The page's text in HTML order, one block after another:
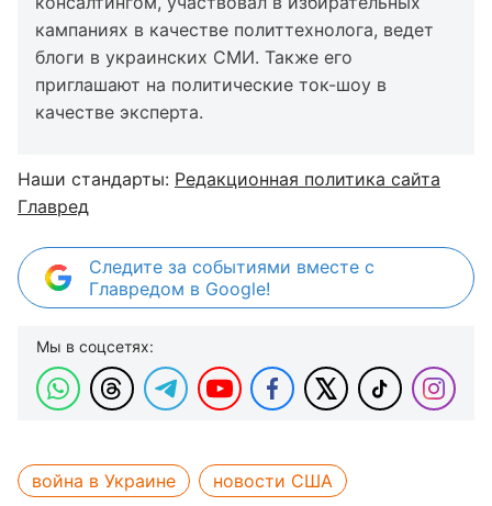
кампаниях в качестве политтехнолога, ведет
блоги в украинских СМИ. Также его
приглашают на политические ток-шоу в
качестве эксперта.
Наши стандарты: Редакционная политика сайта
Главред
Следите за событиями вместе с
Главредом в Google!
Мы в соцсетях:
война в Украине
новости США